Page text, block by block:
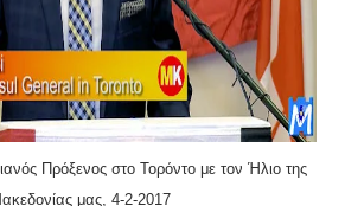
Πρόξενος στο Τορόντο με τον Ήλιοτης
μας, 4-2-2017